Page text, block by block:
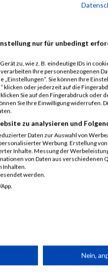
Themen
nur für unbedingt
zu, wie z. B. eindeutige IDs in
Ihre personenbezogenen
Sie können Ihre
klicken oder jederzeit auf die
Sie auf den Fingerabdruck oder
Sie Ihre Einwilligung widerrufen.
zu analysieren und
Daten zur Auswahl von
Werbung. Erstellung
Inhalte. Messung der
von Daten aus verschiedenen
Inhalten.
werden.
Nein,